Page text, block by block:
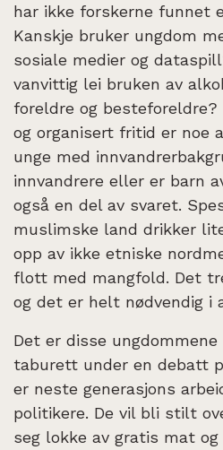
har ikke forskerne funnet
Kanskje bruker ungdom
sosiale medier og
vanvittig lei bruken av
foreldre og
og organisert fritid er noe
unge med
innvandrere eller er barn
også en del av svaret.
muslimske land drikker
opp av ikke etniske
flott med mangfold. Det
og det er helt nødvendig i
Det er disse
taburett under en debatt
er neste generasjons
politikere. De vil bli stilt
seg lokke av gratis mat